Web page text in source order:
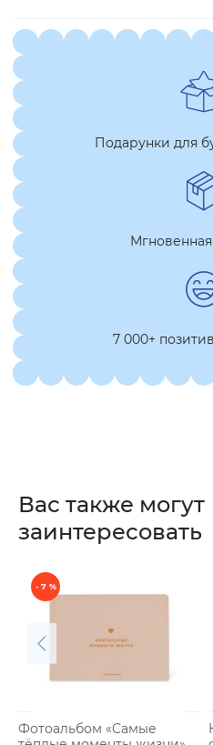
Подарунки для
7 000+
Вас также могут
заинтересовать
- 7 %
Фотоальбом «Самые